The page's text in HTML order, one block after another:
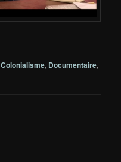
Colonialisme, Documentaire,